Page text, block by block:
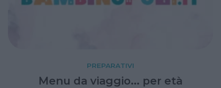
PREPARATIVI
Menu da viaggio... per età